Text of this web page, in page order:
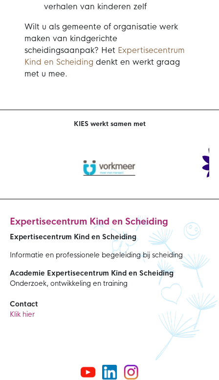
verhalen van kinderen zelf
Wilt u als gemeente of organisatie werk
maken van kindgerichte
scheidingsaanpak? Het Expertisecentrum
Kind en Scheiding denkt en werkt graag
met u mee.
KIES werkt samen met
Expertisecentrum Kind en Scheiding
Expertisecentrum Kind en Scheiding
Informatie en professionele begeleiding bij scheiding
Academie Expertisecentrum Kind en Scheiding
Onderzoek, ontwikkeling en training
Contact
Klik hier